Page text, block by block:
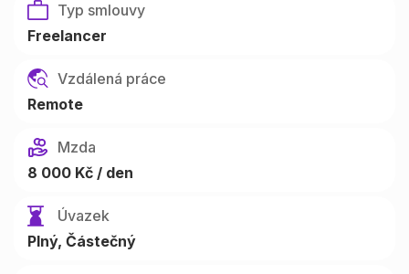
Typ smlouvy
Freelancer
Vzdálená práce
Remote
Mzda
8 000 Kč / den
Úvazek
Plný, Částečný